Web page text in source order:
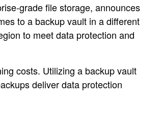
grade file storage, announces
to a backup vault in a different
to meet data protection and
costs. Utilizing a backup vault
deliver data protection